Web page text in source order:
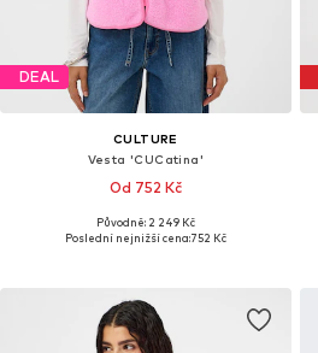
DEAL
CULTURE
Vesta 'CUCatina'
Od 752 Kč
Dostupné velikosti: XS, S, M, L, XL, XXL
Původně: 2 249 Kč
Poslední nejnižší cena:752 Kč